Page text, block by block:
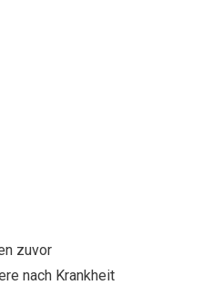
zuvor
nach Krankheit